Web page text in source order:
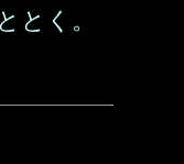
とく。